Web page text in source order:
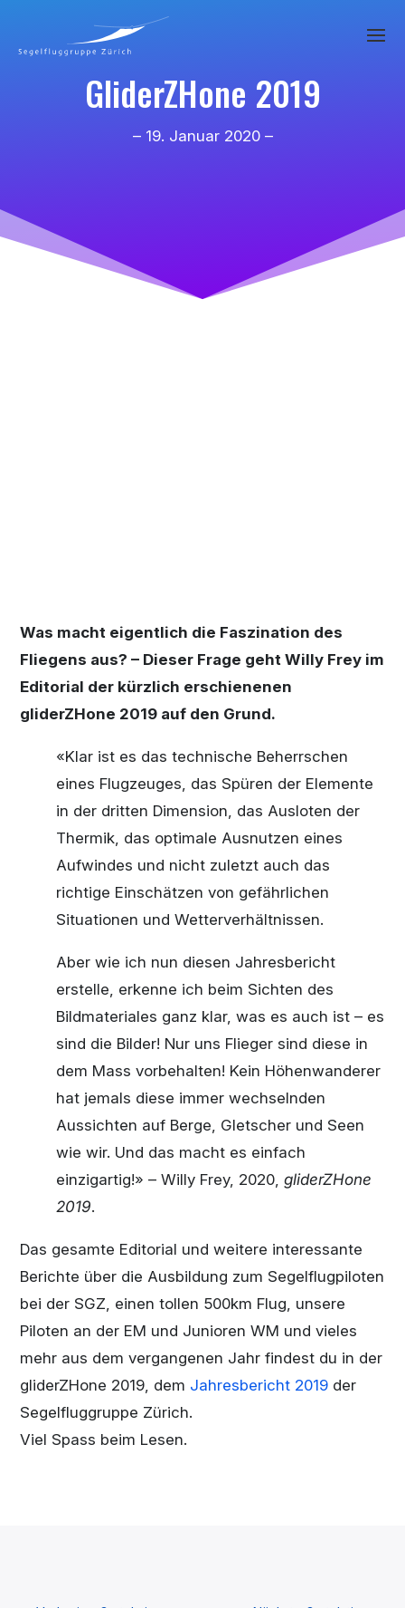
GliderZHone 2019
– 19. Januar 2020 –
Was macht eigentlich die Faszination des
Fliegens aus? – Dieser Frage geht Willy Frey im
Editorial der kürzlich erschienenen
gliderZHone 2019 auf den Grund.
«Klar ist es das technische Beherrschen
eines Flugzeuges, das Spüren der Elemente
in der dritten Dimension, das Ausloten der
Thermik, das optimale Ausnutzen eines
Aufwindes und nicht zuletzt auch das
richtige Einschätzen von gefährlichen
Situationen und Wetterverhältnissen.
Aber wie ich nun diesen Jahresbericht
erstelle, erkenne ich beim Sichten des
Bildmateriales ganz klar, was es auch ist – es
sind die Bilder! Nur uns Flieger sind diese in
dem Mass vorbehalten! Kein Höhenwanderer
hat jemals diese immer wechselnden
Aussichten auf Berge, Gletscher und Seen
wie wir. Und das macht es einfach
einzigartig!» – Willy Frey, 2020,gliderZHone
2019.
Das gesamte Editorial und weitere interessante
Berichte über die Ausbildung zum Segelflugpiloten
bei der SGZ, einen tollen 500km Flug, unsere
Piloten an der EM und Junioren WM und vieles
mehr aus dem vergangenen Jahr findest du in der
gliderZHone 2019, dem Jahresbericht 2019 der
Segelfluggruppe Zürich.
Viel Spass beim Lesen.